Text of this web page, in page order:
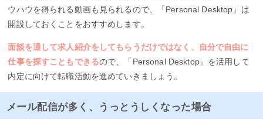
ウハウを得られる動画も見られるので、「Personal Desktop」は
開設しておくことをおすすめします。
面談を通して求人紹介をしてもらうだけではなく、自分で自由に
仕事を探すこともできるので、「Personal Desktop」を活用して
内定に向けて転職活動を進めていきましょう。
メール配信が多く、うっとうしくなった場合